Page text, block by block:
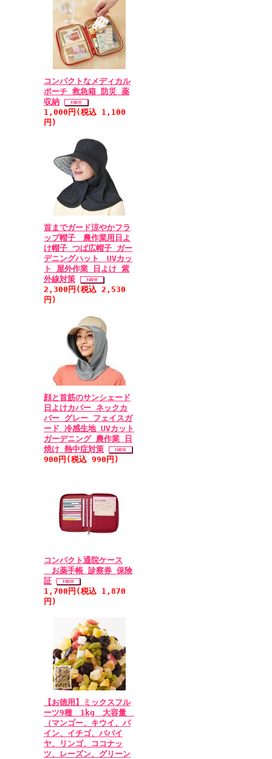
コンパクトなメディカル
ポーチ 救急箱 防災 薬
収納
1,000円(税込 1,100
円)
首までガード涼やかフラ
ップ帽子 農作業用日よ
け帽子 つば広帽子 ガー
デニングハット UVカッ
ト 屋外作業 日よけ 紫
外線対策
2,300円(税込 2,530
円)
顔と首筋のサンシェード
日よけカバー ネックカ
バー グレー フェイスガ
ード 冷感生地 UVカット
ガーデニング 農作業 日
焼け 熱中症対策
900円(税込 990円)
コンパクト通院ケース
お薬手帳 診察券 保険
証
1,700円(税込 1,870
円)
【お徳用】ミックスフル
ーツ9種 1kg 大容量
（マンゴー、キウイ、パ
イン、イチゴ、パパイ
ヤ、リンゴ、ココナッ
ツ、レーズン、グリーン